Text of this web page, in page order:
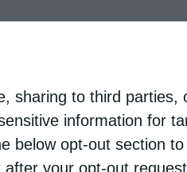
sharing to third parties,
information for
below opt-out section
your opt-out
επισκόπων με την
με την κρατική ισχύ.
ένα άλλο πράγμα όταν,
χώρα και γίνεται